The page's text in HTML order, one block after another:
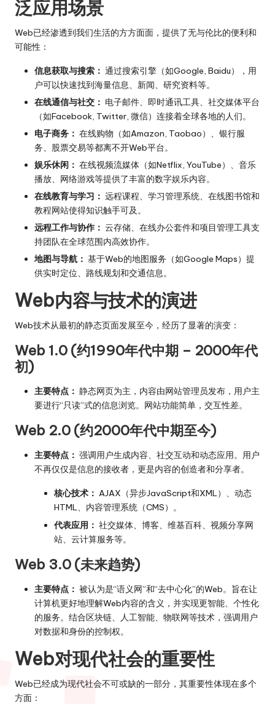
泛应用场景
Web已经渗透到我们生活的方方面面，提供了无与伦比的便利和
可能性：
信息获取与搜索： 通过搜索引擎（如Google, Baidu），用
户可以快速找到海量信息、新闻、研究资料等。
在线通信与社交： 电子邮件、即时通讯工具、社交媒体平台
（如Facebook, Twitter, 微信）连接着全球各地的人们。
电子商务： 在线购物（如Amazon, Taobao）、银行服
务、股票交易等都离不开Web平台。
娱乐休闲： 在线视频流媒体（如Netflix, YouTube）、音乐
播放、网络游戏等提供了丰富的数字娱乐内容。
在线教育与学习： 远程课程、学习管理系统、在线图书馆和
教程网站使得知识触手可及。
远程工作与协作： 云存储、在线办公套件和项目管理工具支
持团队在全球范围内高效协作。
地图与导航： 基于Web的地图服务（如Google Maps）提
供实时定位、路线规划和交通信息。
Web内容与技术的演进
Web技术从最初的静态页面发展至今，经历了显著的演变：
Web 1.0 (约1990年代中期 – 2000年代
初)
主要特点： 静态网页为主，内容由网站管理员发布，用户主
要进行“只读”式的信息浏览。网站功能简单，交互性差。
Web 2.0 (约2000年代中期至今)
主要特点： 强调用户生成内容、社交互动和动态应用。用户
不再仅仅是信息的接收者，更是内容的创造者和分享者。
核心技术： AJAX（异步JavaScript和XML）、动态
HTML、内容管理系统（CMS）。
代表应用： 社交媒体、博客、维基百科、视频分享网
站、云计算服务等。
Web 3.0 (未来趋势)
主要特点： 被认为是“语义网”和“去中心化”的Web。旨在让
计算机更好地理解Web内容的含义，并实现更智能、个性化
的服务。结合区块链、人工智能、物联网等技术，强调用户
对数据和身份的控制权。
Web对现代社会的重要性
Web已经成为现代社会不可或缺的一部分，其重要性体现在多个
方面：